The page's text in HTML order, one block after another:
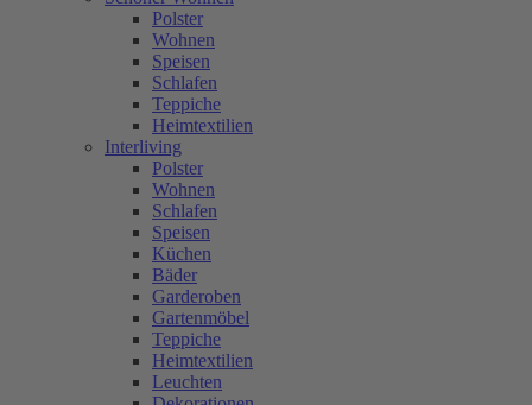
Polster
Wohnen
Speisen
Schlafen
Teppiche
Heimtextilien
Interliving
Polster
Wohnen
Schlafen
Speisen
Küchen
Bäder
Garderoben
Gartenmöbel
Teppiche
Heimtextilien
Leuchten